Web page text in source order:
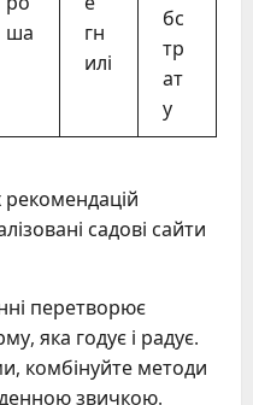
ша
гн
илі
бс
тр
ат
у
рекомендацій
садові сайти
перетворює
яка годує і радує.
комбінуйте методи
звичкою.